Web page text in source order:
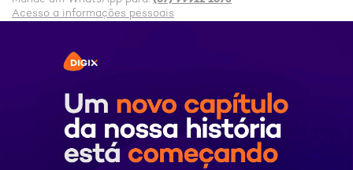
Acesso a informações pessoais